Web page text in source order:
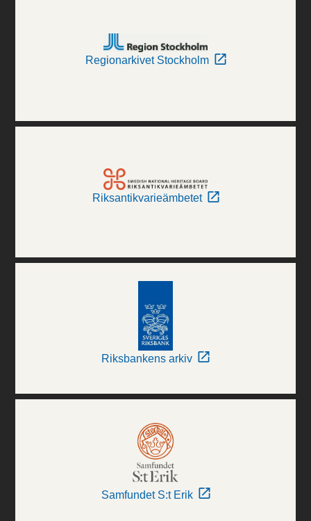
Regionarkivet Stockholm
Riksantikvarieämbetet
Riksbankens arkiv
Samfundet S:t Erik